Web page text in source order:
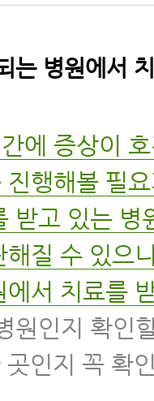
는 병원에서
에 증상이
행해볼 필
받고 있는 병
질 수 있으
서 치료를
원인지 확인
인지 꼭 확